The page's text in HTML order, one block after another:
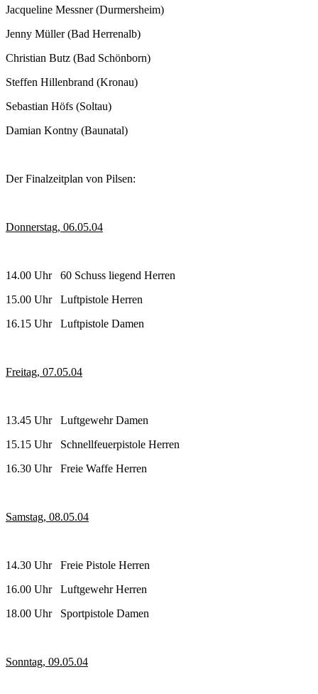
Jacqueline Messner (Durmersheim)
Jenny Müller (Bad Herrenalb)
Christian Butz (Bad Schönborn)
Steffen Hillenbrand (Kronau)
Sebastian Höfs (Soltau)
Damian Kontny (Baunatal)
Der Finalzeitplan von Pilsen:
Donnerstag, 06.05.04
14.00 Uhr 60 Schuss liegend Herren
15.00 Uhr Luftpistole Herren
16.15 Uhr Luftpistole Damen
Freitag, 07.05.04
13.45 Uhr Luftgewehr Damen
15.15 Uhr Schnellfeuerpistole Herren
16.30 Uhr Freie Waffe Herren
Samstag, 08.05.04
14.30 Uhr Freie Pistole Herren
16.00 Uhr Luftgewehr Herren
18.00 Uhr Sportpistole Damen
Sonntag, 09.05.04